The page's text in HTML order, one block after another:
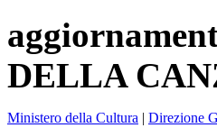
DELLA
Ministero della Cultura | Direzione